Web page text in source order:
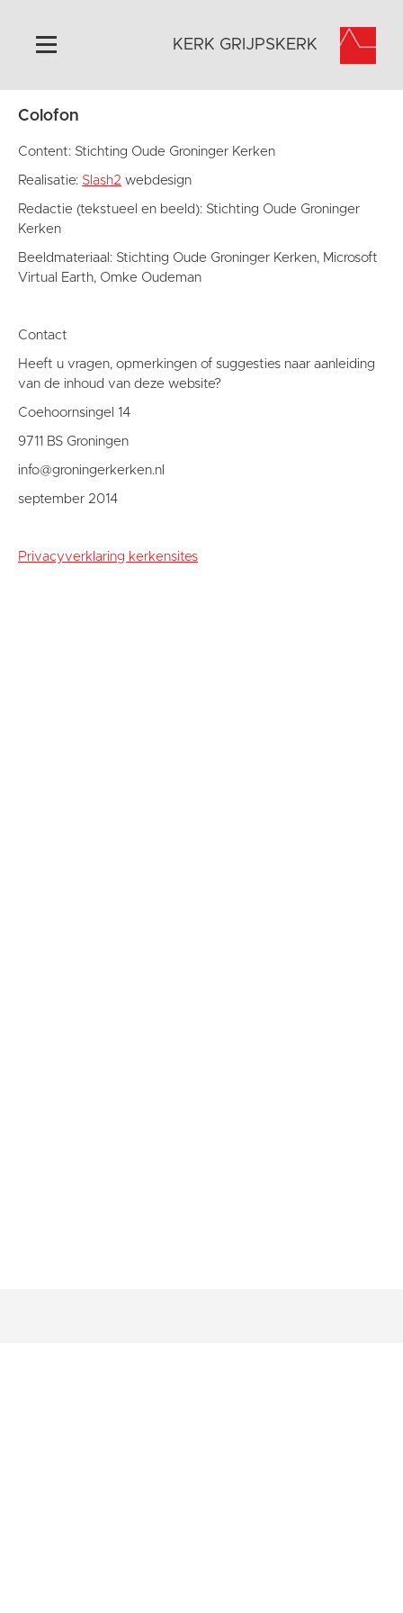
Home
Algemeen
Historie
Omgeving
Activiteiten
Steun ons
KERK GRIJPSKERK
Colofon
Content: Stichting Oude Groninger Kerken
Realisatie: Slash2 webdesign
Redactie (tekstueel en beeld): Stichting Oude Groninger
Kerken
Beeldmateriaal: Stichting Oude Groninger Kerken, Microsoft
Virtual Earth, Omke Oudeman
Contact
Heeft u vragen, opmerkingen of suggesties naar aanleiding
van de inhoud van deze website?
Coehoornsingel 14
9711 BS Groningen
info@groningerkerken.nl
september 2014
Privacyverklaring kerkensites